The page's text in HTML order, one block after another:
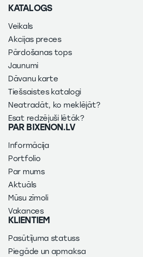
KATALOGS
Veikals
Akcijas preces
Pārdošanas tops
Jaunumi
Dāvanu karte
Tiešsaistes katalogi
Neatradāt, ko meklējāt?
Esat redzējuši lētāk?
PAR BIXENON.LV
Informācija
Portfolio
Par mums
Aktuāls
Mūsu zīmoli
Vakances
KLIENTIEM
Pasūtījuma statuss
Piegāde un apmaksa